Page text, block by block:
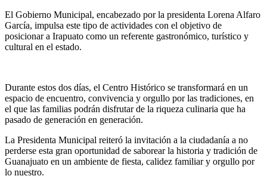
El Gobierno Municipal, encabezado por la presidenta Lorena Alfaro
García, impulsa este tipo de actividades con el objetivo de
posicionar a Irapuato como un referente gastronómico, turístico y
cultural en el estado.
Durante estos dos días, el Centro Histórico se transformará en un
espacio de encuentro, convivencia y orgullo por las tradiciones, en
el que las familias podrán disfrutar de la riqueza culinaria que ha
pasado de generación en generación.
La Presidenta Municipal reiteró la invitación a la ciudadanía a no
perderse esta gran oportunidad de saborear la historia y tradición de
Guanajuato en un ambiente de fiesta, calidez familiar y orgullo por
lo nuestro.